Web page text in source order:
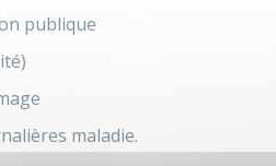
publique
maladie.